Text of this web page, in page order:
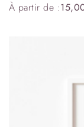
À partir de :